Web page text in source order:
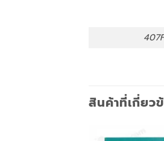
สินค้าที่เกี่ยว